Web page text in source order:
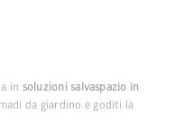
in soluzioni salvaspazio in
da giardino e goditi la